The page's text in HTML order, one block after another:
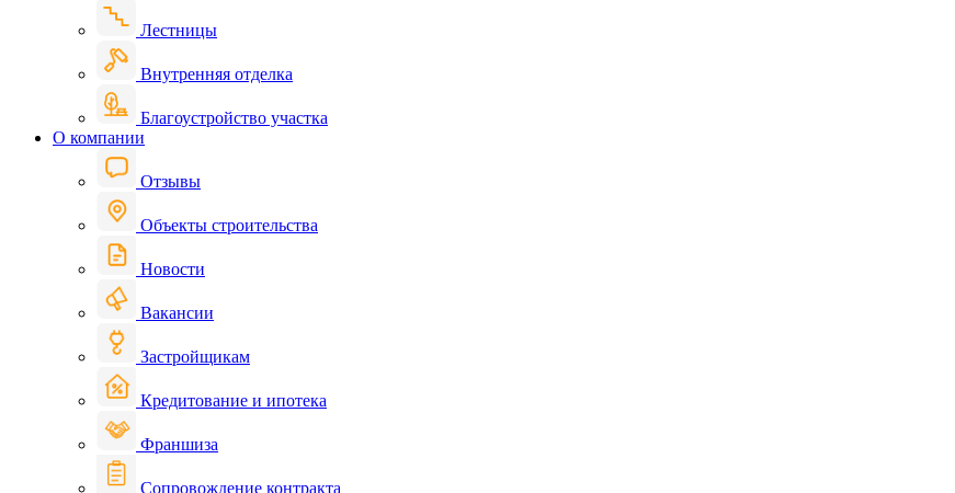
Лестницы
Внутренняя отделка
Благоустройство участка
О компании
Отзывы
Объекты строительства
Новости
Вакансии
Застройщикам
Кредитование и ипотека
Франшиза
Сопровождение контракта